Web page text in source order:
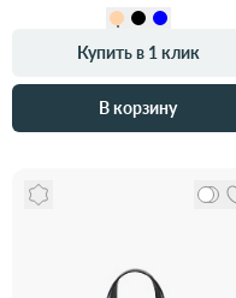
Купить в 1 клик
В корзину